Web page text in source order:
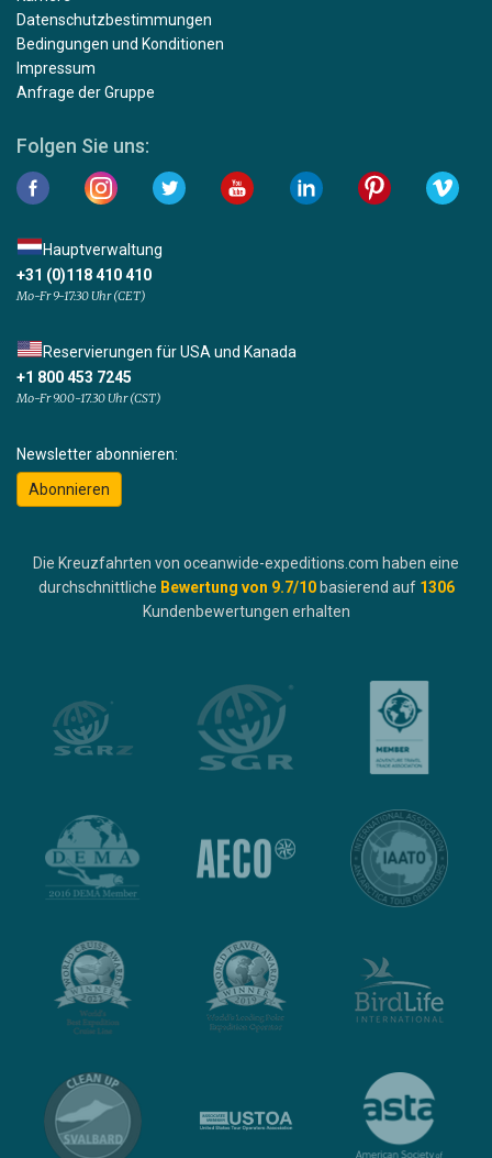
Datenschutzbestimmungen
Bedingungen und Konditionen
Impressum
Anfrage der Gruppe
Folgen Sie uns:
Hauptverwaltung
+31 (0)118 410 410
Mo-Fr 9-17:30 Uhr (CET)
Reservierungen für USA und Kanada
+1 800 453 7245
Mo-Fr 9.00-17.30 Uhr (CST)
Newsletter abonnieren:
Abonnieren
Die Kreuzfahrten von oceanwide-expeditions.com haben eine
durchschnittliche Bewertung von 9.7/10 basierend auf 1306
Kundenbewertungen erhalten